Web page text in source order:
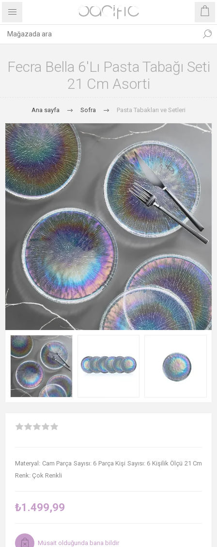
Fecra Bella 6'lı Pasta Tabağı Seti
21 Cm Asorti
Ana sayfa Sofra Pasta Tabakları ve Setleri
Materyal: Cam Parça Sayısı: 6 Parça Kişi Sayısı: 6 Kişilik Ölçü 21 Cm
Renk: Çok Renkli
₺1.499,99
Müsait olduğunda bana bildir